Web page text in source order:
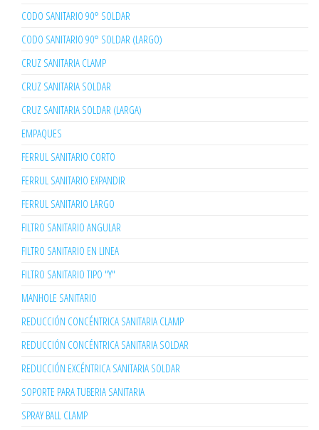
CODO SANITARIO 90° SOLDAR
CODO SANITARIO 90° SOLDAR (LARGO)
CRUZ SANITARIA CLAMP
CRUZ SANITARIA SOLDAR
CRUZ SANITARIA SOLDAR (LARGA)
EMPAQUES
FERRUL SANITARIO CORTO
FERRUL SANITARIO EXPANDIR
FERRUL SANITARIO LARGO
FILTRO SANITARIO ANGULAR
FILTRO SANITARIO EN LINEA
FILTRO SANITARIO TIPO "Y"
MANHOLE SANITARIO
REDUCCIÓN CONCÉNTRICA SANITARIA CLAMP
REDUCCIÓN CONCÉNTRICA SANITARIA SOLDAR
REDUCCIÓN EXCÉNTRICA SANITARIA SOLDAR
SOPORTE PARA TUBERIA SANITARIA
SPRAY BALL CLAMP